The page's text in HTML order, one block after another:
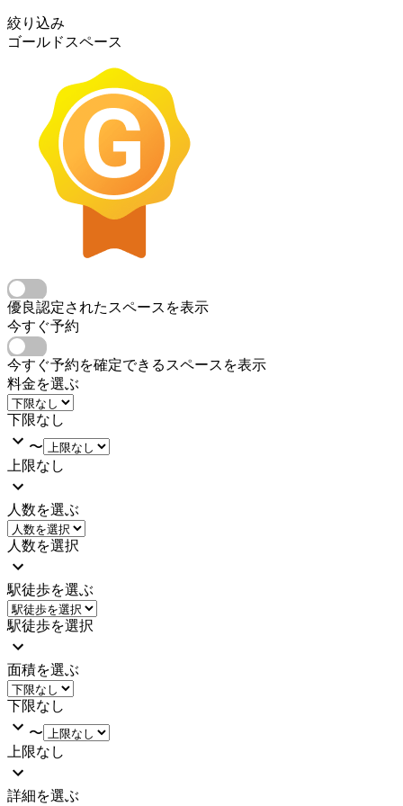
絞り込み
ゴールドスペース
優良認定されたスペースを表示
今すぐ予約
今すぐ予約を確定できるスペースを表示
料金を選ぶ
下限なし
〜
上限なし
人数を選ぶ
人数を選択
駅徒歩を選ぶ
駅徒歩を選択
面積を選ぶ
下限なし
〜
上限なし
詳細を選ぶ